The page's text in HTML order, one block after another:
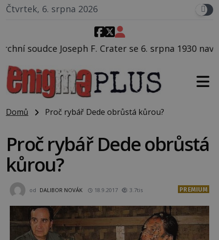
Čtvrtek, 6. srpna 2026
se 6. srpna 1930 navečeří ve své oblíbené
Domů Proč rybář Dede obrůstá kůrou?
Proč rybář Dede obrůstá
kůrou?
od DALIBOR NOVÁK 18.9.2017 3.7tis PREMIUM